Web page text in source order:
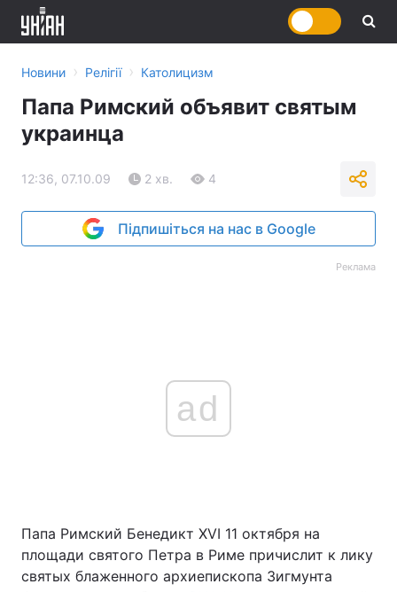
Новини › Релігії › Католицизм
Папа Римский объявит святым
украинца
12:36, 07.10.09 2 хв. 4
Підпишіться на нас в Google
Реклама
ad
Папа Римский Бенедикт XVI 11 октября на
площади святого Петра в Риме причислит к лику
святых блаженного архиепископа Зигмунта